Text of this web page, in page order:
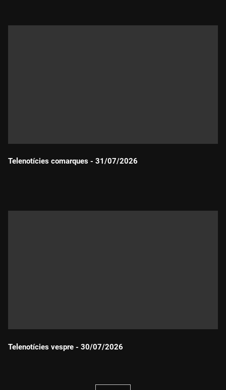
Telenotícies comarques - 31/07/2026
Telenotícies vespre - 30/07/2026